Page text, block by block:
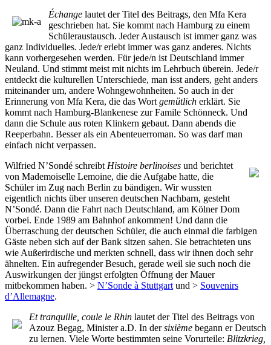
Échange lautet der Titel des Beitrags, den Mfa Kera
geschrieben hat. Sie kommt nach Hamburg zu einem
Schüleraustausch. Jeder Austausch ist immer ganz was
ganz Individuelles. Jede/r erlebt immer was ganz anderes. Nichts
kann vorhergesehen werden. Für jede/n ist Deutschland immer
Neuland. Und stimmt meist mit nichts im Lehrbuch überein. Jede/r
entdeckt die kulturellen Unterschiede, man isst anders, geht anders
miteinander um, andere Wohngewohnheiten. So auch in der
Erinnerung von Mfa Kera, die das Wortgemütlich erklärt. Sie
kommt nach Hamburg-Blankenese zur Famile Schönneck. Und
dann die Schule aus roten Klinkern gebaut. Dann abends die
Reeperbahn. Besser als ein Abenteuerroman. So was darf man
einfach nicht verpassen.
Wilfried N’Sondé schreibtHistoire berlinoises und berichtet
von Mademoiselle Lemoine, die die Aufgabe hatte, die
Schüler im Zug nach Berlin zu bändigen. Wir wussten
eigentlich nichts über unseren deutschen Nachbarn, gesteht
N’Sondé. Dann die Fahrt nach Deutschland, am Kölner Dom
vorbei. Ende 1989 am Bahnhof ankommen! Und dann die
Überraschung der deutschen Schüler, die auch einmal die farbigen
Gäste neben sich auf der Bank sitzen sahen. Sie betrachteten uns
wie Außerirdische und merkten schnell, dass wir ihnen doch sehr
ähnelten. Ein aufregender Besuch, gerade weil sie such noch die
Auswirkungen der jüngst erfolgten Öffnung der Mauer
mitbekommen haben. > N’Sonde à Stuttgartund > Souvenirs
d’Allemagne.
Et tranquille, coule le Rhin lautet der Titel des Beitrags von
Azouz Begag, Minister a.D. In dersixième begann er Deutsch
zu lernen. Viele Worte bestimmten seine Vorurteile: Blitzkrieg,